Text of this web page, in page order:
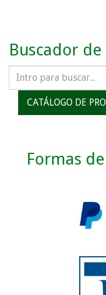
Buscador
CATÁLOGO DE
Formas